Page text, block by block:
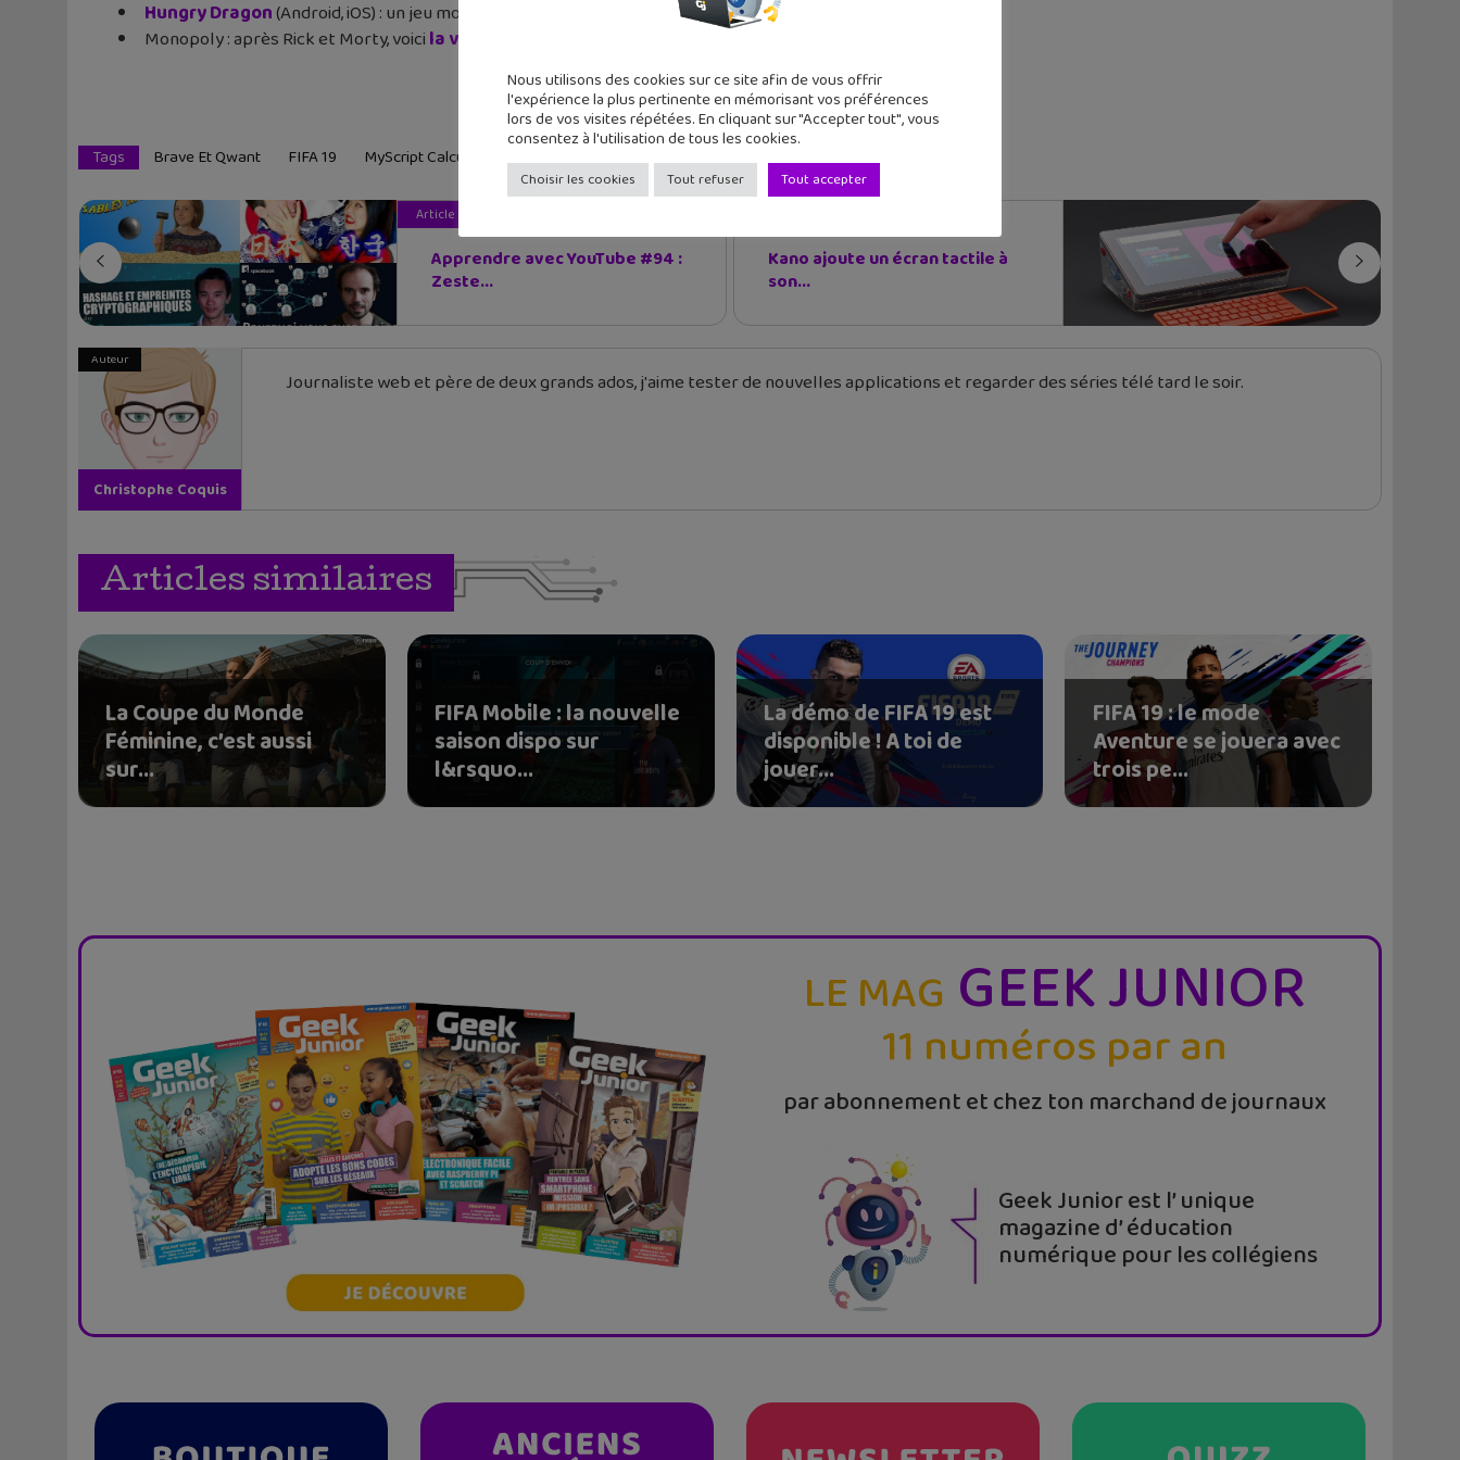
Hungry Dragon(Android, iOS) : un jeu mobile qui a de l’appétit !
Monopoly : après Rick et Morty, voicila version Fortnite
Tags Brave Et Qwant FIFA 19 MyScript Calculator Robot Alpha 1S
Article précédent
Apprendre avec YouTube #94 :
Zeste...
Kano ajoute un écran tactile à
son...
Auteur
Christophe Coquis
Journaliste web et père de deux grands ados, j'aime tester de nouvelles applications et regarder des séries télé tard le soir.
Articles similaires
La Coupe du Monde
Féminine, c’est aussi
sur...
FIFA Mobile : la nouvelle
saison dispo sur
l&rsquo...
La démo de FIFA 19 est
disponible ! A toi de
jouer...
FIFA 19 : le mode
Aventure se jouera avec
trois pe...
LE MAG GEEK JUNIOR
11 numéros par an
par abonnement et chez ton marchand de journaux
Geek Junior est l’ unique
magazine d’ éducation
numérique pour les collégiens
Nous utilisons des cookies sur ce site afin de vous offrir
l'expérience la plus pertinente en mémorisant vos préférences
lors de vos visites répétées. En cliquant sur "Accepter tout", vous
consentez à l'utilisation de tous les cookies.
Choisir les cookies Tout refuser Tout accepter